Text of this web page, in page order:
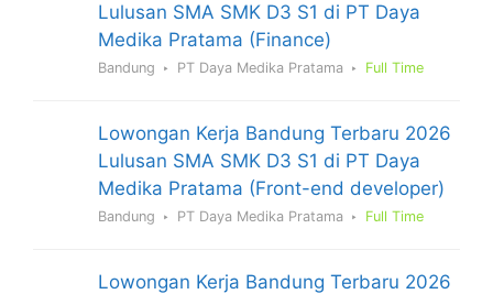
Lulusan SMA SMK D3 S1 di PT Daya
Medika Pratama (Finance)
Bandung PT Daya Medika Pratama Full Time
Lowongan Kerja Bandung Terbaru 2026
Lulusan SMA SMK D3 S1 di PT Daya
Medika Pratama (Front-end developer)
Bandung PT Daya Medika Pratama Full Time
Lowongan Kerja Bandung Terbaru 2026